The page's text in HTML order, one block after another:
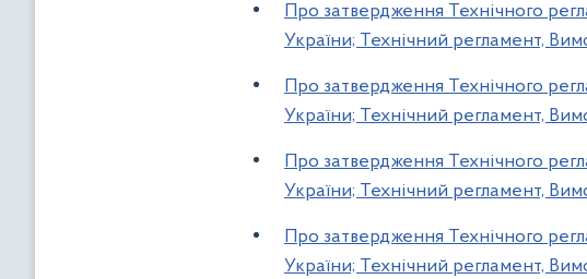
Про затвердження Технічного
України; Технічний регламент,
Про затвердження Технічного
України; Технічний регламент,
Про затвердження Технічного
України; Технічний регламент,
Про затвердження Технічного
України; Технічний регламент,